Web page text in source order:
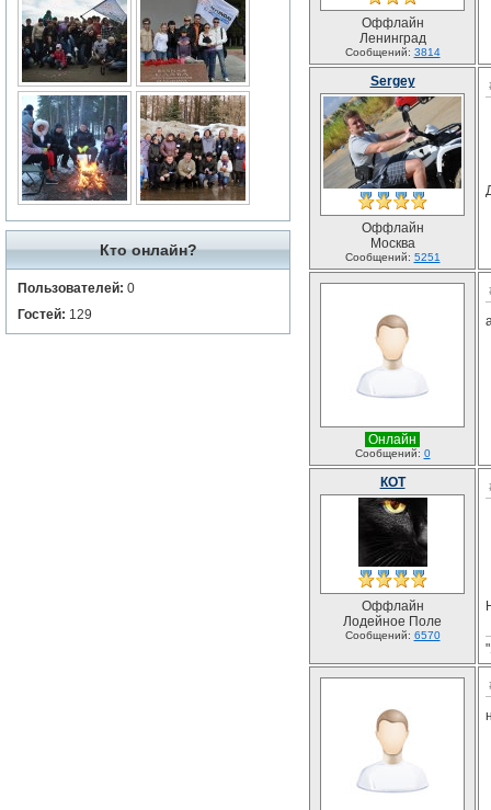
Кто онлайн?
Пользователей: 0
Гостей: 129
Оффлайн
Ленинград
Сообщений: 3814
Sergey
Оффлайн
Москва
Сообщений: 5251
Онлайн
Сообщений: 0
КОТ
Оффлайн
Лодейное Поле
Сообщений: 6570